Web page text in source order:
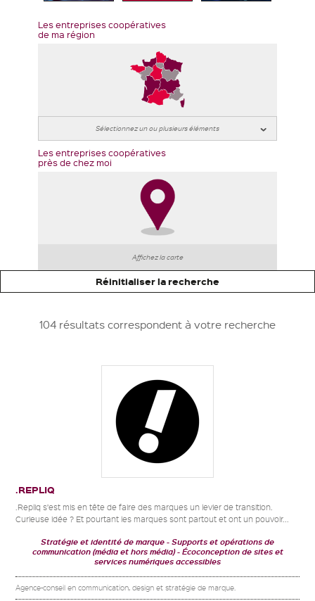
Les entreprises coopératives
de ma région
Les entreprises coopératives
près de chez moi
Affichez la carte
Réinitialiser la recherche
104 résultats correspondent à votre recherche
.REPLIQ
.Repliq s’est mis en tête de faire des marques un levier de transition.
Curieuse idée ? Et pourtant les marques sont partout et ont un pouvoir...
Stratégie et identité de marque
Supports et opérations de
communication (média et hors média)
Écoconception de sites et
services numériques accessibles
Agence-conseil en communication, design et stratégie de marque.